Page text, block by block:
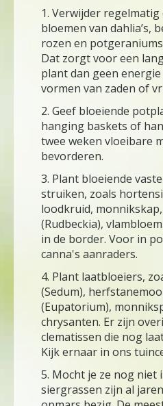
1. Verwijder
bloemen van dahlia’s,
rozen en
Dat zorgt voor een
plant dan geen
vormen van zaden of
2. Geef bloeiende
hanging baskets of
twee weken vloeibare
bevorderen.
3. Plant bloeiende
struiken, zoals
loodkruid,
(Rudbeckia),
in de border. Voor in
canna's aanraders.
4. Plant laatbloeiers,
(Sedum),
(Eupatorium),
chrysanten. Er zijn
clematissen die nog
Kijk ernaar in ons
5. Mocht je ze nog niet
siergrassen zijn al